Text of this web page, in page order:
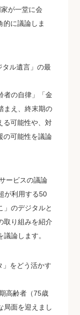
が一堂に会
的に議論しま
ル遺言」の最
者の自律」「金
まえ、終末期の
る可能性や、対
の可能性を議論
ービスの議論
が利用する50
」のデジタルと
取り組みを紹介
論します。
」をどう活かす
高齢者（75歳
局面を迎えまし